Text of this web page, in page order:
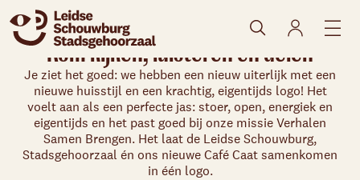
Kom kijken, luisteren en delen
Je ziet het goed: we hebben een nieuw uiterlijk met een
nieuwe huisstijl en een krachtig, eigentijds logo! Het
voelt aan als een perfecte jas: stoer, open, energiek en
eigentijds en het past goed bij onze missie Verhalen
Samen Brengen. Het laat de Leidse Schouwburg,
Stadsgehoorzaal én ons nieuwe Café Caat samenkomen
in één logo.